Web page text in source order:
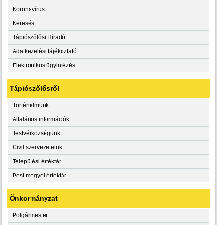
Koronavírus
Keresés
Tápiószőlősi Híradó
Adatkezelési tájékoztató
Elektronikus ügyintézés
Tápiószőlősről
Történelmünk
Általános információk
Testvérközségünk
Civil szervezeteink
Települési értéktár
Pest megyei értéktár
Önkormányzat
Polgármester